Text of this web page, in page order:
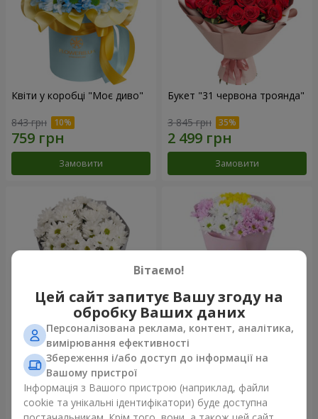
Квіти у коробці "Моє диво"
843 грн
Замовити
Букет "31 червона троянда"
3 845 грн
Замовити
Букет "Кіото" з 5 білих
хризантем
999 грн
Замовити
Букет "Пори року"
Замовити
Вітаємо!
Цей сайт запитує Вашу згоду на
обробку Ваших даних
Персоналізована реклама, контент, аналітика,
вимірювання ефективності
Збереження і/або доступ до інформації на
Вашому пристрої
Інформація з Вашого пристрою (наприклад, файли
cookie та унікальні ідентифікатори) буде доступна